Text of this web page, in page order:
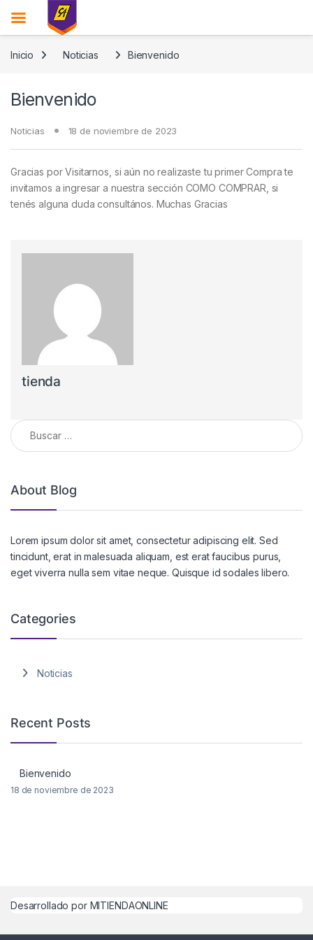
Inicio
Noticias Bienvenido
Bienvenido
Noticias 18 de noviembre de 2023
Gracias por Visitarnos, si aún no realizaste tu primer Compra te
invitamos a ingresar a nuestra sección COMO COMPRAR, si
tenés alguna duda consultános. Muchas Gracias
tienda
Buscar:
About Blog
Lorem ipsum dolor sit amet, consectetur adipiscing elit. Sed
tincidunt, erat in malesuada aliquam, est erat faucibus purus,
eget viverra nulla sem vitae neque. Quisque id sodales libero.
Categories
Noticias
Recent Posts
Bienvenido
18 de noviembre de 2023
Desarrollado por MITIENDAONLINE